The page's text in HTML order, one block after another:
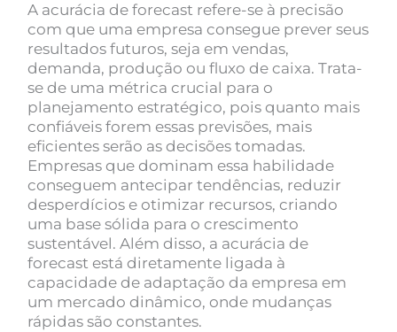
A acurácia de forecast refere-se à precisão
com que uma empresa consegue prever seus
resultados futuros, seja em vendas,
demanda, produção ou fluxo de caixa. Trata-
se de uma métrica crucial para o
planejamento estratégico, pois quanto mais
confiáveis forem essas previsões, mais
eficientes serão as decisões tomadas.
Empresas que dominam essa habilidade
conseguem antecipar tendências, reduzir
desperdícios e otimizar recursos, criando
uma base sólida para o crescimento
sustentável. Além disso, a acurácia de
forecast está diretamente ligada à
capacidade de adaptação da empresa em
um mercado dinâmico, onde mudanças
rápidas são constantes.